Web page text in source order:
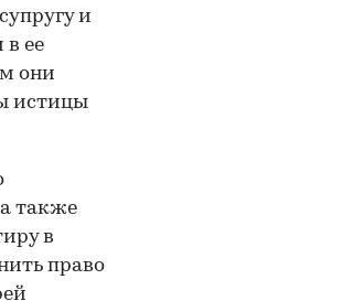
и
в ее
они
истицы
также
в
право